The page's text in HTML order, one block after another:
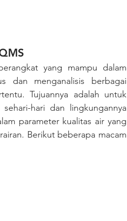
WQMS
yang mampu dalam
dan menganalisis berbagai
Tujuannya adalah untuk
hari dan lingkungannya
parameter kualitas air yang
Berikut beberapa macam